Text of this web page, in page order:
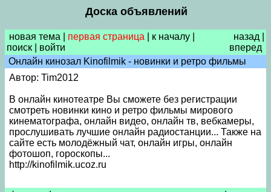
Доска объявлений
новая тема первая страница к началу
поиск
войти
назад
вперед
Онлайн кинозал Kinofilmik - новинки и ретро фильмы
Автор: Tim2012
В онлайн кинотеатре Вы сможете без регистрации
смотреть новинки кино и ретро фильмы мирового
кинематографа, онлайн видео, онлайн тв, вебкамеры,
прослушивать лучшие онлайн радиостанции... Также на
сайте есть молодёжный чат, онлайн игры, онлайн
фотошоп, гороскопы...
http://kinofilmik.ucoz.ru